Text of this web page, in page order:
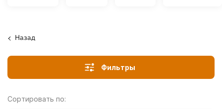
Назад
Фильтры
Сортировать по: